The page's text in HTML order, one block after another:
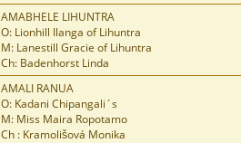
AMABHELE LIHUNTRA
O: Lionhill Ilanga of Lihuntra
M: Lanestill Gracie of Lihuntra
Ch: Badenhorst Linda
AMALI RANUA
O: Kadani Chipangali´s
M: Miss Maira Ropotamo
Ch : Kramolišová Monika